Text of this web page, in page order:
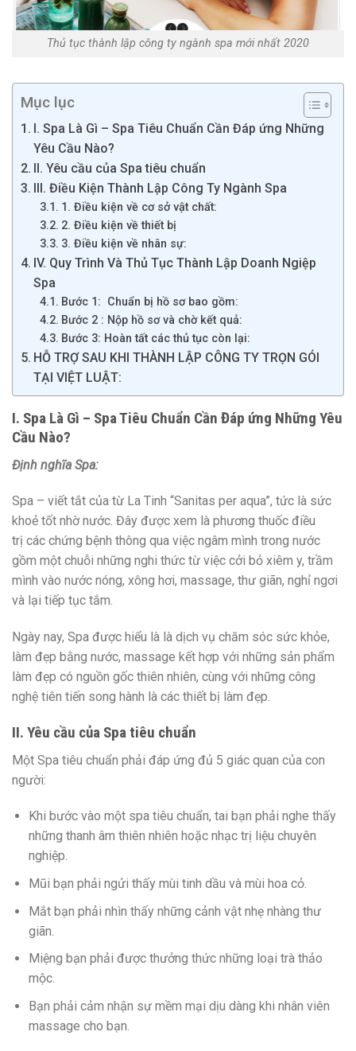
Thủ tục thành lập công ty ngành spa mới nhất 2020
Mục lục
I. Spa Là Gì – Spa Tiêu Chuẩn Cần Đáp ứng Những
Yêu Cầu Nào?
II. Yêu cầu của Spa tiêu chuẩn
III. Điều Kiện Thành Lập Công Ty Ngành Spa
1. Điều kiện về cơ sở vật chất:
2. Điều kiện về thiết bị
3. Điều kiện về nhân sự:
IV. Quy Trình Và Thủ Tục Thành Lập Doanh Ngiệp
Spa
Bước 1: Chuẩn bị hồ sơ bao gồm:
Bước 2 : Nộp hồ sơ và chờ kết quả:
Bước 3: Hoàn tất các thủ tục còn lại:
HỖ TRỢ SAU KHI THÀNH LẬP CÔNG TY TRỌN GÓI
TẠI VIỆT LUẬT:
I. Spa Là Gì – Spa Tiêu Chuẩn Cần Đáp ứng Những Yêu
Cầu Nào?
Định nghĩa Spa:
Spa – viết tắt của từ La Tinh “Sanitas per aqua”, tức là sức
khoẻ tốt nhờ nước. Đây được xem là phương thuốc điều
trị các chứng bệnh thông qua việc ngâm mình trong nước
gồm một chuỗi những nghi thức từ việc cởi bỏ xiêm y, trầm
mình vào nước nóng, xông hơi, massage, thư giãn, nghỉ ngơi
và lại tiếp tục tắm.
Ngày nay, Spa được hiểu là là dịch vụ chăm sóc sức khỏe,
làm đẹp bằng nước, massage kết hợp với những sản phẩm
làm đẹp có nguồn gốc thiên nhiên, cùng với những công
nghệ tiên tiến song hành là các thiết bị làm đẹp.
II. Yêu cầu của Spa tiêu chuẩn
Một Spa tiêu chuẩn phải đáp ứng đủ 5 giác quan của con
người:
Khi bước vào một spa tiêu chuẩn, tai bạn phải nghe thấy
những thanh âm thiên nhiên hoặc nhạc trị liệu chuyên
nghiệp.
Mũi bạn phải ngửi thấy mùi tinh dầu và mùi hoa cỏ.
Mắt bạn phải nhìn thấy những cảnh vật nhẹ nhàng thư
giãn.
Miệng bạn phải được thưởng thức những loại trà thảo
mộc.
Bạn phải cảm nhận sự mềm mại dịu dàng khi nhân viên
massage cho bạn.